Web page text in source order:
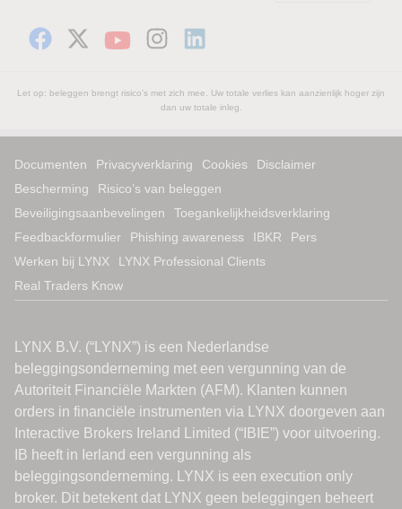
Let op: beleggen brengt risico's met zich mee. Uw totale verlies kan aanzienlijk hoger zijn
dan uw totale inleg.
Documenten Privacyverklaring Cookies
Disclaimer
Bescherming
Risico’s van beleggen
Beveiligingsaanbevelingen
Toegankelijkheidsverklaring
Feedbackformulier
Phishing awareness IBKR
Pers
Werken bij LYNX
LYNX Professional Clients
Real Traders Know